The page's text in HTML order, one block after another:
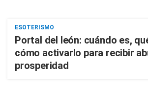
ESOTERISMO
Portal del león: cuándo es,
cómo activarlo para recibir
prosperidad